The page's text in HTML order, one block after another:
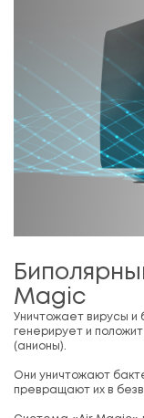
Magic
Уничтожает вирусы и
генерирует и
(анионы).
Они уничтожают
превращают их в